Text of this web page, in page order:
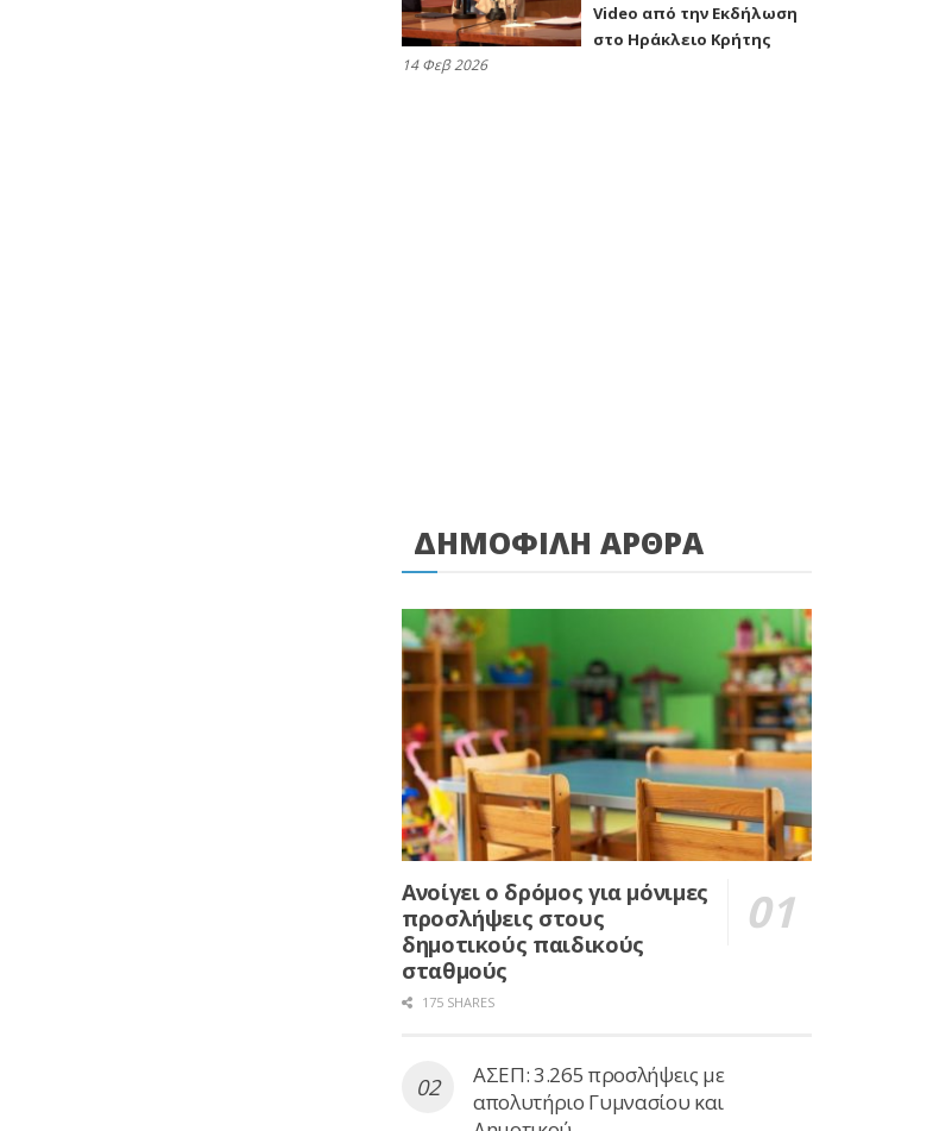
Video από την Εκδήλωση
στο Ηράκλειο Κρήτης
14 Φεβ 2026
ΔΗΜΟΦΙΛΗ ΑΡΘΡΑ
Ανοίγει ο δρόμος για μόνιμες
προσλήψεις στους
δημοτικούς παιδικούς
σταθμούς
175 SHARES
ΑΣΕΠ: 3.265 προσλήψεις με
απολυτήριο Γυμνασίου και